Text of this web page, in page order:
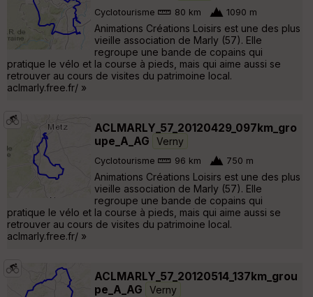
Cyclotourisme 80 km 1090 m
Animations Créations Loisirs est une des plus
vieille association de Marly (57). Elle
regroupe une bande de copains qui
pratique le vélo et la course à pieds, mais qui aime aussi se
retrouver au cours de visites du patrimoine local.
aclmarly.free.fr/ »
ACLMARLY_57_20120429_097km_gro
upe_A_AG
Verny
Cyclotourisme 96 km 750 m
Animations Créations Loisirs est une des plus
vieille association de Marly (57). Elle
regroupe une bande de copains qui
pratique le vélo et la course à pieds, mais qui aime aussi se
retrouver au cours de visites du patrimoine local.
aclmarly.free.fr/ »
ACLMARLY_57_20120514_137km_grou
pe_A_AG
Verny